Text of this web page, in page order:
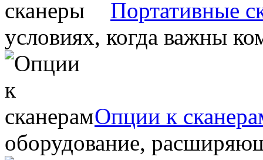
Портативные
условиях, когда важны
Опции к
оборудование,